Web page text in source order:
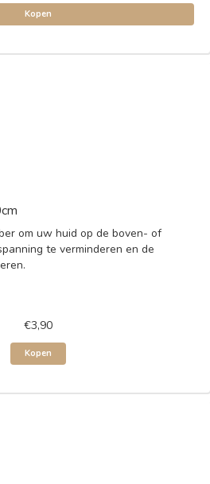
Kopen
om uw huid op de boven- of
te verminderen en de
€3,90
Kopen